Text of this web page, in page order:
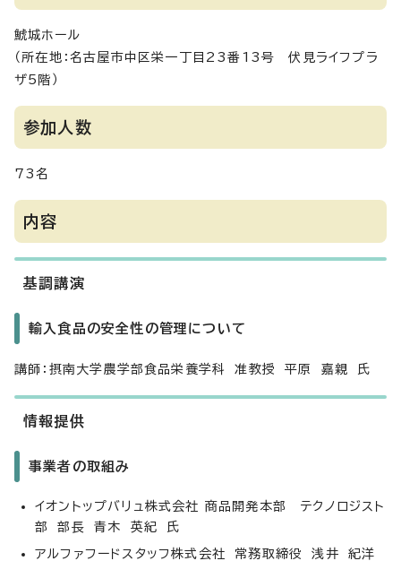
鯱城ホール
（所在地：名古屋市中区栄一丁目23番13号 伏見ライフプラ
ザ5階）
参加人数
73名
内容
基調講演
輸入食品の安全性の管理について
講師：摂南大学農学部食品栄養学科 准教授 平原 嘉親 氏
情報提供
事業者の取組み
イオントップバリュ株式会社 商品開発本部 テクノロジスト
部 部長 青木 英紀 氏
アルファフードスタッフ株式会社 常務取締役 浅井 紀洋